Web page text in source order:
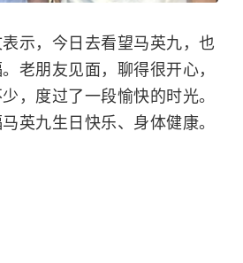
示，今日去看望马英九，也
老朋友见面，聊得很开心，
，度过了一段愉快的时光。
英九生日快乐、身体健康。